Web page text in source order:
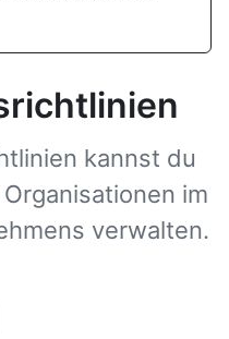
kannst du
im
verwalten.